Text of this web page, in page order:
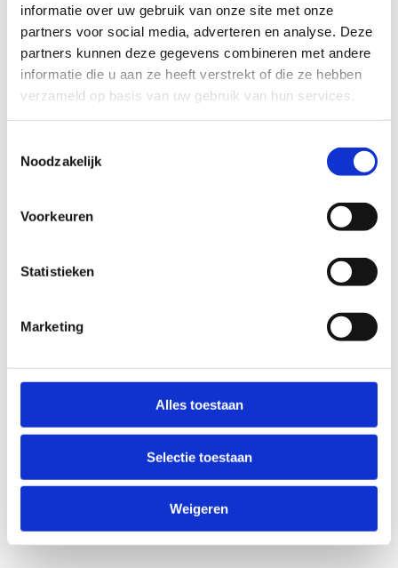
informatie over uw gebruik van onze site met onze
partners voor social media, adverteren en analyse. Deze
partners kunnen deze gegevens combineren met andere
informatie die u aan ze heeft verstrekt of die ze hebben
verzameld op basis van uw gebruik van hun services.
Noodzakelijk
Voorkeuren
Statistieken
Marketing
Alles toestaan
Selectie toestaan
Weigeren